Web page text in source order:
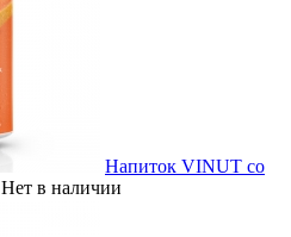
Напиток VINUT со
Нет в наличии